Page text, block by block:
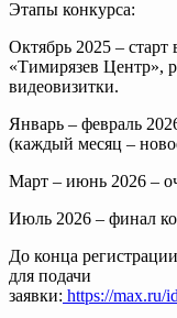
Этапы конкурса:
Октябрь 2025 –
«Тимирязев Центр»,
видеовизитки.
Январь – февраль
(каждый месяц –
Март – июнь 2026 –
Июль 2026 – финал
До конца
для подачи
заявки: https://max.ru/